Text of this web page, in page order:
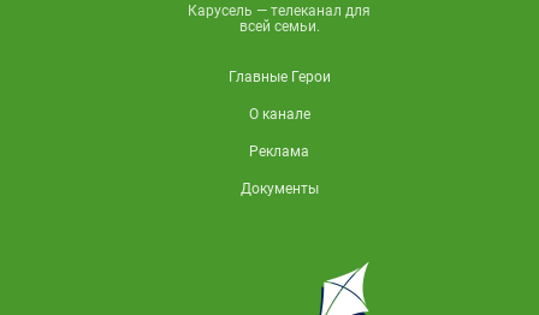
Карусель — телеканал для
всей семьи.
Главные Герои
О канале
Реклама
Документы